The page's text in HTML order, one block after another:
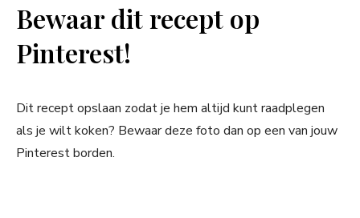
Bewaar dit recept op
Pinterest!
Dit recept opslaan zodat je hem altijd kunt raadplegen
als je wilt koken? Bewaar deze foto dan op een van jouw
Pinterest borden.